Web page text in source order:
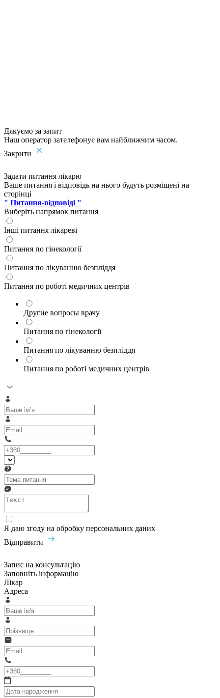
Дякуємо за запит
Наш оператор зателефонує вам найближчим часом.
Закрити
Задати питання лікарю
Ваше питання і відповідь на нього будуть розміщені на
сторінці
" Питання-відповіді "
Виберіть напрямок питання
Інші питання лікареві
Питання по гінекології
Питання по лікуванню безпліддя
Питання по роботі медичних центрів
Другие вопросы врачу
Питання по гінекології
Питання по лікуванню безпліддя
Питання по роботі медичних центрів
Я даю згоду на обробку персональних даних
Відправити
Запис на консультацію
Заповніть інформацію
Лікар
Адреса